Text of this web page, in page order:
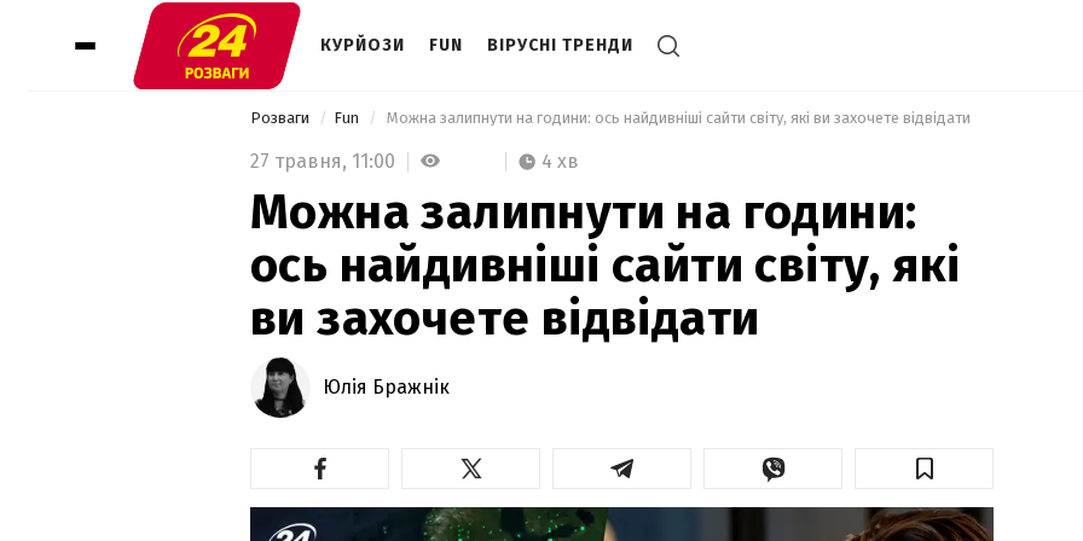
КУРЙОЗИ FUN ВІРУСНІ ТРЕНДИ
Розваги Fun Можна залипнути на години: ось найдивніші сайти світу, які ви захочете відвідати
27 травня, 11:00 4 хв
Можна залипнути на години:
ось найдивніші сайти світу, які
ви захочете відвідати
Юлія Бражнік